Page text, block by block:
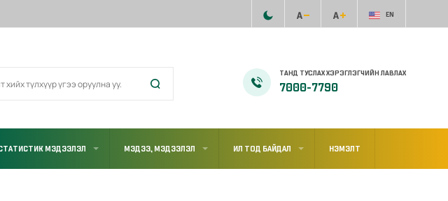
EN
ТАНД ТУСЛАХ ХЭРЭГЛЭГЧИЙН ЛАВЛАХ
7000-7790
МЭДЭЭЛЭЛ МЭДЭЭ, МЭДЭЭЛЭЛ ИЛ ТОД БАЙДАЛ НЭМЭЛТ